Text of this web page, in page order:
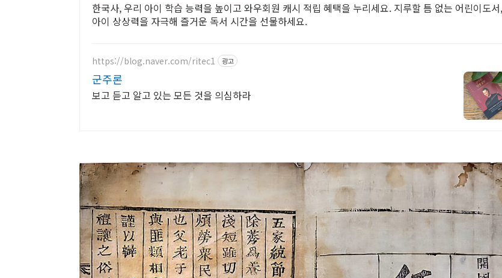
한국사, 우리 아이 학습 능력을 높이고 와우회원 캐시 적립 혜택을 누리세요. 지루할 틈 없는 어린이도서,
아이 상상력을 자극해 즐거운 독서 시간을 선물하세요.
https://blog.naver.com/ritec1 광고
군주론
보고 듣고 알고 있는 모든 것을 의심하라